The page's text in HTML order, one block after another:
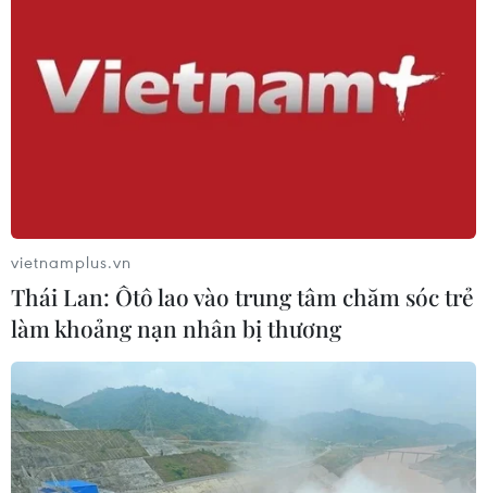
vietnamplus.vn
Thái Lan: Ôtô lao vào trung tâm chăm sóc trẻ
làm khoảng nạn nhân bị thương